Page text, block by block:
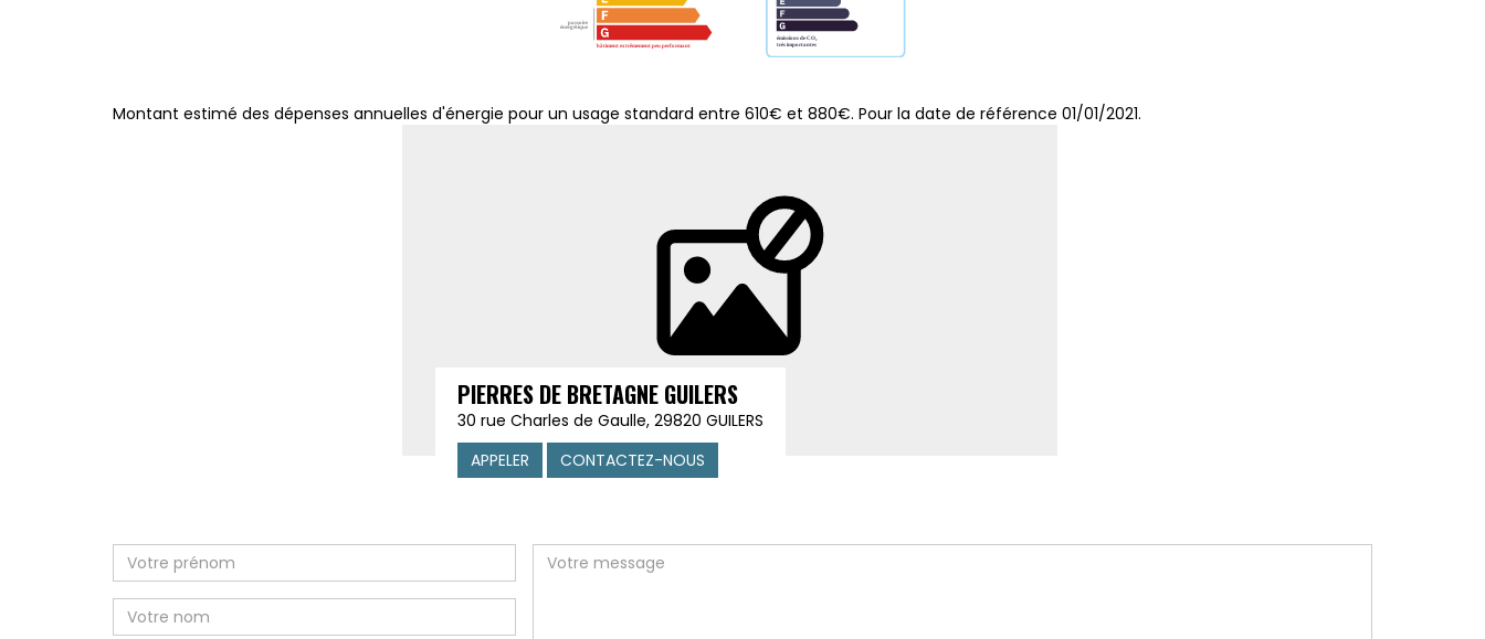
Montant estimé des dépenses annuelles d'énergie pour un usage standard entre 610€ et 880€. Pour la date de référence 01/01/2021.
PIERRES DE BRETAGNE GUILERS
30 rue Charles de Gaulle, 29820 GUILERS
APPELER
CONTACTEZ-NOUS